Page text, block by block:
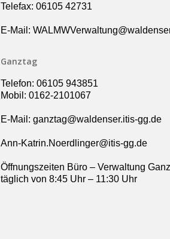
Telefax: 06105 42731
E-Mail:
Ganztag
Telefon: 06105 943851
Mobil: 0162-2101067
E-Mail: ganztag@waldenser.itis-gg.de
Ann-Katrin.Noerdlinger@itis-gg.de
Öffnungszeiten Büro – Verwaltung
täglich von 8:45 Uhr – 11:30 Uhr